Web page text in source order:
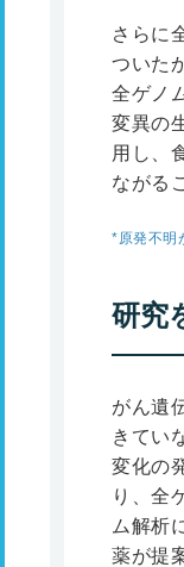
さらに
ついた
全ゲノ
変異の
用し、
ながる
*原発不明
研究
がん遺
きてい
変化の
り、全
ム解析
薬が提